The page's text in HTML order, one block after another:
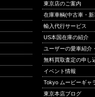
東京店のご案内
在庫車輌(中古車・
輸入代行サービス
US本国在庫の紹介
ユーザーの愛車紹介
無料買取査定の申し
イベント情報
Tokyo ムービーギャ
東京本店ブログ